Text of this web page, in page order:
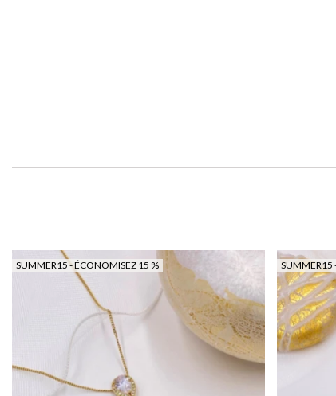
SUMMER15 - ÉCONOMISEZ 15 % SUMMER15